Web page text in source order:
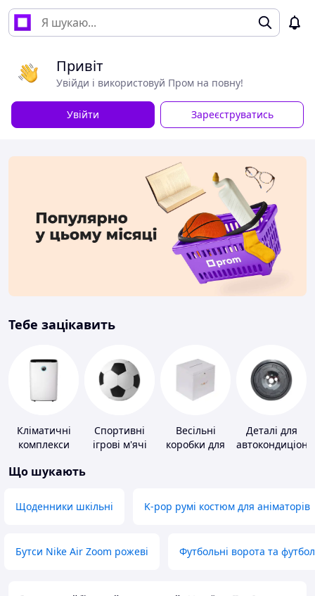
Привіт
Увійди і використовуй Пром на повну!
Увійти Зареєструватись
Тебе зацікавить
Кліматичні
комплекси
Спортивні
ігрові м'ячі
Весільні
коробки для
Деталі для
Що шукають
Щоденники шкільні K-pop румі костюм для аніматорів
Бутси Nike Air Zoom рожеві Футбольні ворота та